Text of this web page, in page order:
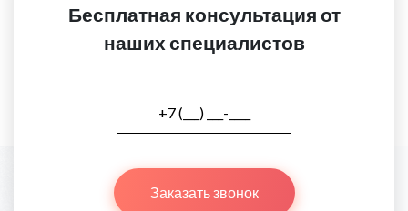
Бесплатная консультация от
наших специалистов
Заказать звонок